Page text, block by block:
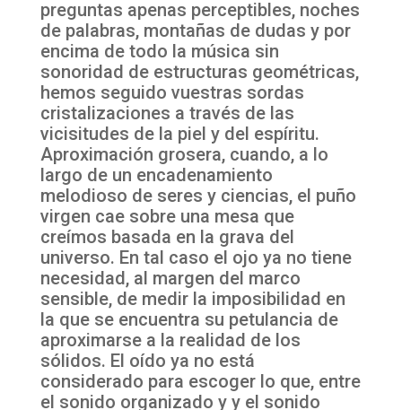
preguntas apenas perceptibles, noches
de palabras, montañas de dudas y por
encima de todo la música sin
sonoridad de estructuras geométricas,
hemos seguido vuestras sordas
cristalizaciones a través de las
vicisitudes de la piel y del espíritu.
Aproximación grosera, cuando, a lo
largo de un encadenamiento
melodioso de seres y ciencias, el puño
virgen cae sobre una mesa que
creímos basada en la grava del
universo. En tal caso el ojo ya no tiene
necesidad, al margen del marco
sensible, de medir la imposibilidad en
la que se encuentra su petulancia de
aproximarse a la realidad de los
sólidos. El oído ya no está
considerado para escoger lo que, entre
el sonido organizado y y el sonido